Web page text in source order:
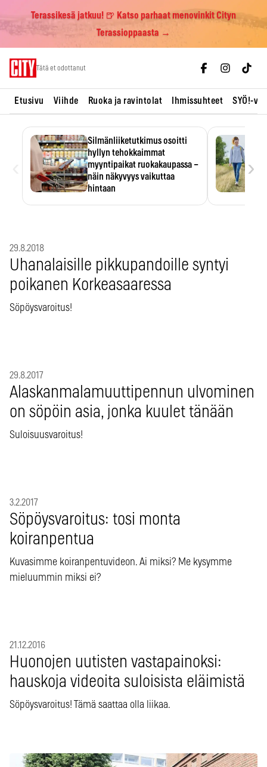
Terassikesä jatkuu! 🍺 Katso parhaat menovinkit Cityn
Terassioppaasta →
Tätä et odottanut
Etusivu Viihde Ruoka ja ravintolat Ihmissuhteet SYÖ!-
Silmänliiketutkimus osoitti
hyllyn tehokkaimmat
myyntipaikat ruokakaupassa –
näin näkyvyys vaikuttaa
hintaan
›
29.8.2018
Uhanalaisille pikkupandoille syntyi
poikanen Korkeasaaressa
Söpöysvaroitus!
29.8.2017
Alaskanmalamuuttipennun ulvominen
on söpöin asia, jonka kuulet tänään
Suloisuusvaroitus!
3.2.2017
Söpöysvaroitus: tosi monta
koiranpentua
Kuvasimme koiranpentuvideon. Ai miksi? Me kysymme
mieluummin miksi ei?
21.12.2016
Huonojen uutisten vastapainoksi:
hauskoja videoita suloisista eläimistä
Söpöysvaroitus! Tämä saattaa olla liikaa.